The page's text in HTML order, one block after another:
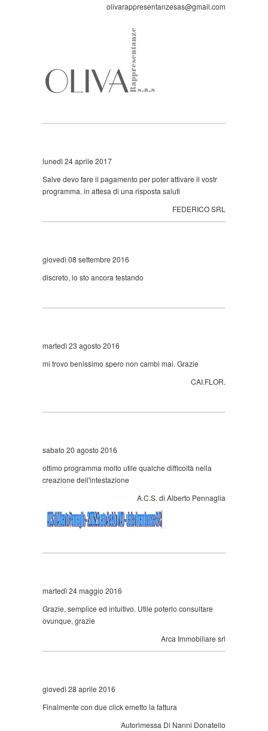
olivarappresentanzesas@gmail.com
lunedì 24 aprile 2017
Salve devo fare il pagamento per poter attivare il vostr
programma. in attesa di una risposta saluti
FEDERICO SRL
giovedì 08 settembre 2016
discreto, lo sto ancora testando
martedì 23 agosto 2016
mi trovo benissimo spero non cambi mai. Grazie
CAI.FLOR.
sabato 20 agosto 2016
ottimo programma molto utile qualche difficoltà nella
creazione dell'intestazione
A.C.S. di Alberto Pennaglia
martedì 24 maggio 2016
Grazie, semplice ed intuitivo. Utile poterlo consultare
ovunque, grazie
Arca Immobiliare srl
giovedì 28 aprile 2016
Finalmente con due click emetto la fattura
Autorimessa Di Nanni Donatello